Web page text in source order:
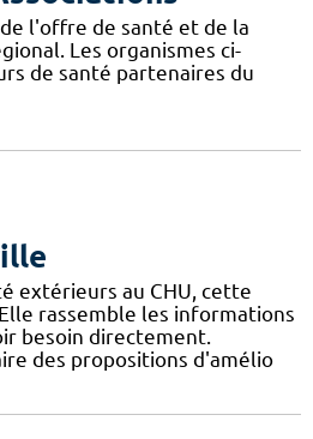
l'offre de santé et de la
Les organismes ci-
de santé partenaires du
extérieurs au CHU, cette
rassemble les informations
besoin directement.
des propositions d'amélio